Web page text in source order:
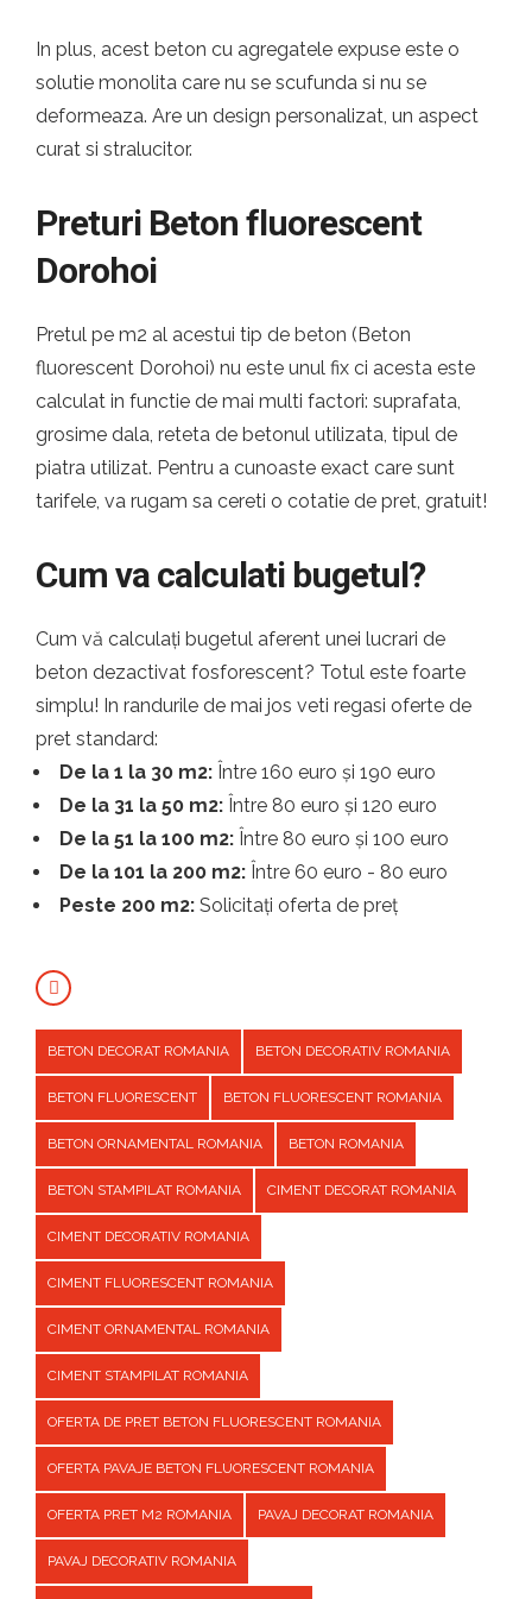
In plus, acest beton cu agregatele expuse este o
solutie monolita care nu se scufunda si nu se
deformeaza. Are un design personalizat, un aspect
curat si stralucitor.
Preturi Beton fluorescent
Dorohoi
Pretul pe m2 al acestui tip de beton (Beton
fluorescent Dorohoi) nu este unul fix ci acesta este
calculat in functie de mai multi factori: suprafata,
grosime dala, reteta de betonul utilizata, tipul de
piatra utilizat. Pentru a cunoaste exact care sunt
tarifele, va rugam sa cereti o cotatie de pret, gratuit!
Cum va calculati bugetul?
Cum vă calculați bugetul aferent unei lucrari de
beton dezactivat fosforescent? Totul este foarte
simplu! In randurile de mai jos veti regasi oferte de
pret standard:
De la 1 la 30 m2: Între 160 euro și 190 euro
De la 31 la 50 m2: Între 80 euro și 120 euro
De la 51 la 100 m2: Între 80 euro și 100 euro
De la 101 la 200 m2: Între 60 euro - 80 euro
Peste 200 m2: Solicitați oferta de preț
BETON DECORAT ROMANIA BETON DECORATIV ROMANIA
BETON FLUORESCENT BETON FLUORESCENT ROMANIA
BETON ORNAMENTAL ROMANIA BETON ROMANIA
BETON STAMPILAT ROMANIA CIMENT DECORAT ROMANIA
CIMENT DECORATIV ROMANIA
CIMENT FLUORESCENT ROMANIA
CIMENT ORNAMENTAL ROMANIA
CIMENT STAMPILAT ROMANIA
OFERTA DE PRET BETON FLUORESCENT ROMANIA
OFERTA PAVAJE BETON FLUORESCENT ROMANIA
OFERTA PRET M2 ROMANIA PAVAJ DECORAT ROMANIA
PAVAJ DECORATIV ROMANIA